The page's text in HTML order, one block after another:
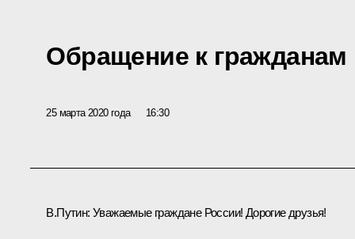
Обращение к гражданам
25 марта 2020 года 16:30
В.Путин: Уважаемые граждане России! Дорогие друзья!